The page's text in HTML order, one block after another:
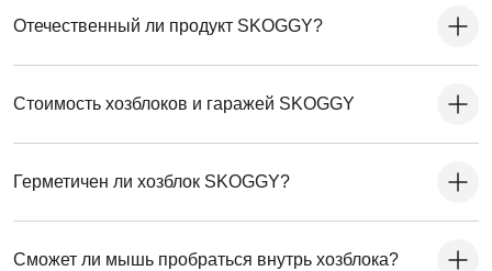
Отечественный ли продукт SKOGGY?
Стоимость хозблоков и гаражей SKOGGY
Герметичен ли хозблок SKOGGY?
Сможет ли мышь пробраться внутрь хозблока?